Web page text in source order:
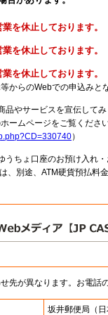
を休止しております。
を休止しております。
を休止しております。
からのWebでの申込みと
品やサービスを宣伝して
ームページをご覧くださ
）
うちょ口座のお預け入れ
、別途、ATM硬貨預払料
先が異なります。お電話
坂井郵便局 （